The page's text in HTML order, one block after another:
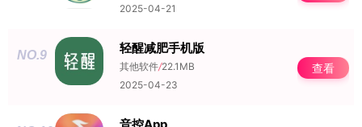
2025-04-21
NO.9 轻醒减肥手机版
其他软件/22.1MB
2025-04-23
查看